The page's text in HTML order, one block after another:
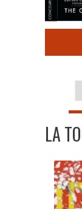
LA